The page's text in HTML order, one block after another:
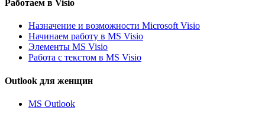
Работаем в Visio
Назначение и возможности Microsoft Visio
Начинаем работу в MS Visio
Элементы MS Visio
Работа с текстом в MS Visio
Outlook для женщин
MS Outlook